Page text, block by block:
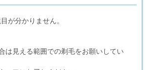
が分かりません。
は見える範囲での剃毛をお願いしてい